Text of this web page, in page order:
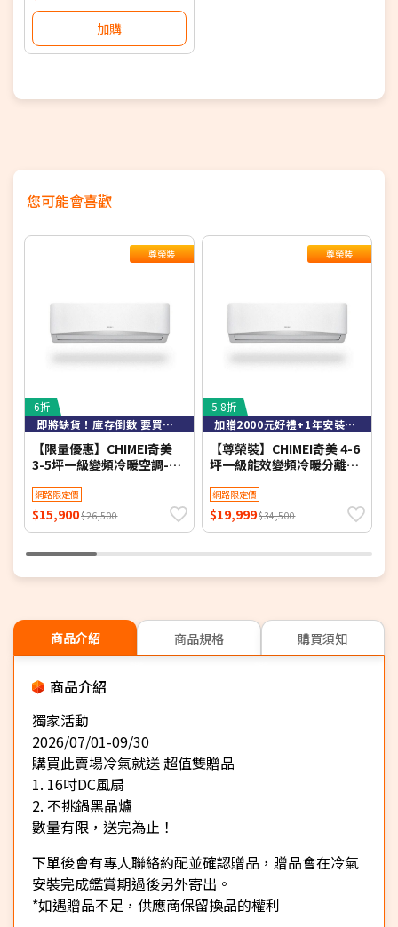
加購
您可能會喜歡
尊榮裝
6折
即將缺貨！庫存倒數 要買要快！
【限量優惠】CHIMEI奇美
3-5坪一級變頻冷暖空調-星
S29HG1 【含基本安裝+舊
機回收】【加贈2000元好禮
+1年安裝保固】
網路限定價
$15,900$26,500
尊榮裝
5.8折
加贈2000元好禮+1年安裝保固
【尊榮裝】CHIMEI奇美 4-6
坪一級能效變頻冷暖分離式
S37HG1-1/RC-
S37HG1【含基本安裝+舊機
回收】【加贈2000元好禮
網路限定價
$19,999$34,500
商品介紹 商品規格 購買須知
商品介紹
獨家活動
2026/07/01-09/30
購買此賣場冷氣就送 超值雙贈品
1. 16吋DC風扇
2. 不挑鍋黑晶爐
數量有限，送完為止！
下單後會有專人聯絡約配並確認贈品，贈品會在冷氣
安裝完成鑑賞期過後另外寄出。
*如遇贈品不足，供應商保留換品的權利